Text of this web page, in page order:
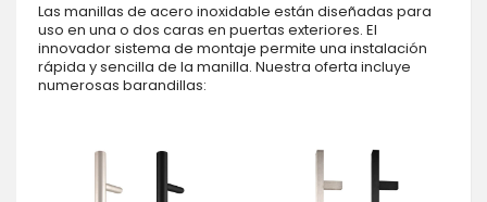
Las manillas de acero inoxidable están diseñadas para
uso en una o dos caras en puertas exteriores. El
innovador sistema de montaje permite una instalación
rápida y sencilla de la manilla. Nuestra oferta incluye
numerosas barandillas: